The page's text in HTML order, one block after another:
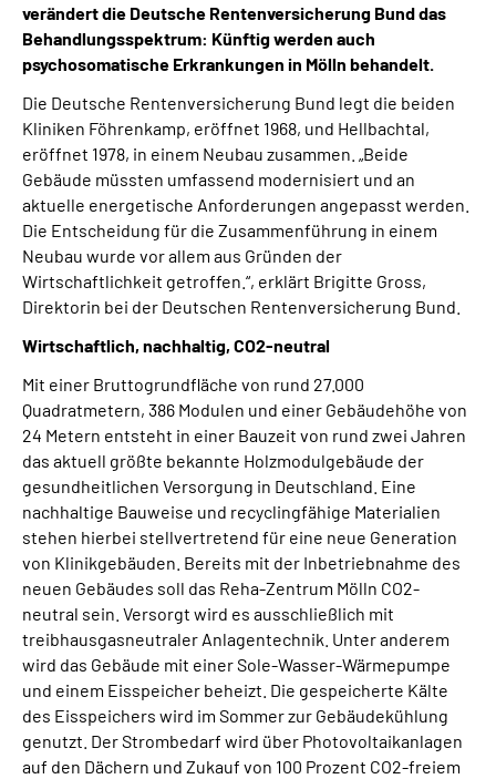
verändert die Deutsche Rentenversicherung Bund das
Behandlungsspektrum: Künftig werden auch
psychosomatische Erkrankungen in Mölln behandelt.
Die Deutsche Rentenversicherung Bund legt die beiden
Kliniken Föhrenkamp, eröffnet 1968, und Hellbachtal,
eröffnet 1978, in einem Neubau zusammen. „Beide
Gebäude müssten umfassend modernisiert und an
aktuelle energetische Anforderungen angepasst werden.
Die Entscheidung für die Zusammenführung in einem
Neubau wurde vor allem aus Gründen der
Wirtschaftlichkeit getroffen.“, erklärt Brigitte Gross,
Direktorin bei der Deutschen Rentenversicherung Bund.
Wirtschaftlich, nachhaltig, CO2-neutral
Mit einer Bruttogrundfläche von rund 27.000
Quadratmetern, 386 Modulen und einer Gebäudehöhe von
24 Metern entsteht in einer Bauzeit von rund zwei Jahren
das aktuell größte bekannte Holzmodulgebäude der
gesundheitlichen Versorgung in Deutschland. Eine
nachhaltige Bauweise und recyclingfähige Materialien
stehen hierbei stellvertretend für eine neue Generation
von Klinikgebäuden. Bereits mit der Inbetriebnahme des
neuen Gebäudes soll das Reha-Zentrum Mölln CO2-
neutral sein. Versorgt wird es ausschließlich mit
treibhausgasneutraler Anlagentechnik. Unter anderem
wird das Gebäude mit einer Sole-Wasser-Wärmepumpe
und einem Eisspeicher beheizt. Die gespeicherte Kälte
des Eisspeichers wird im Sommer zur Gebäudekühlung
genutzt. Der Strombedarf wird über Photovoltaikanlagen
auf den Dächern und Zukauf von 100 Prozent CO2-freiem